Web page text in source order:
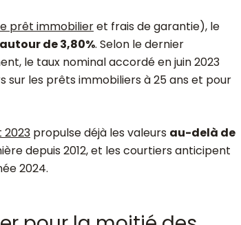
prêt immobilieret frais de garantie), le
autour de 3,80%. Selon le dernier
le taux nominal accordé en juin 2023
sur les prêts immobiliers à 25 ans et pour
2023 propulse déjà les valeurs au-delà de
depuis 2012, et les courtiers anticipent
2024.